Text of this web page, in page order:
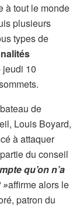
à tout le monde
plusieurs
types de
jeudi 10
de
Louis Boyard,
à attaquer
du conseil
qu’on n’a
affirme alors le
patron du